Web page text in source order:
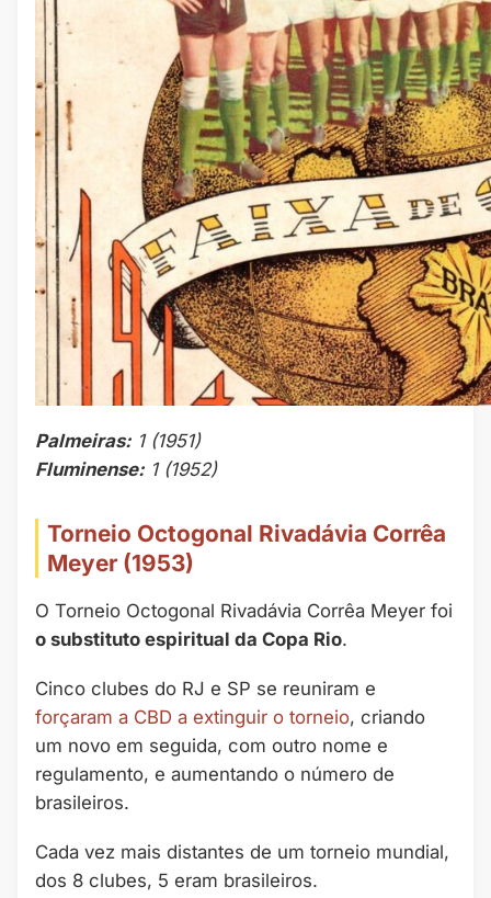
Palmeiras: 1 (1951)
Fluminense: 1 (1952)
Torneio Octogonal Rivadávia Corrêa
Meyer (1953)
O Torneio Octogonal Rivadávia Corrêa Meyer foi
o substituto espiritual da Copa Rio.
Cinco clubes do RJ e SP se reuniram e
forçaram a CBD a extinguir o torneio, criando
um novo em seguida, com outro nome e
regulamento, e aumentando o número de
brasileiros.
Cada vez mais distantes de um torneio mundial,
dos 8 clubes, 5 eram brasileiros.